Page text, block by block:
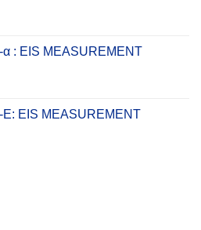
α : EIS MEASUREMENT
E: EIS MEASUREMENT